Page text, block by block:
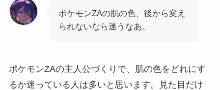
ポケモンZAの肌の色、後から変え
られないなら迷うなあ。
ポケモンZAの主人公づくりで、肌の色をどれにす
るか迷っている人は多いと思います。見た目だけ